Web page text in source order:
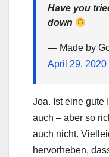
Have you
down
— Made by
April 29, 2020
Joa. Ist eine gute
auch – aber so
auch nicht.
hervorheben,